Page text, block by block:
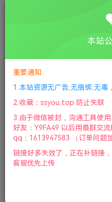
黑暗时代：背水一战/Age of
此内容为付费资源，请付费后查看
鲜花 5
赞助会员 免费
付费资源
本站
重要通知
1.本站资源无广告,无捆绑,无毒
2.收藏：ssyou.top 防止失联
3.由于微信被封，沟通工具使
好友：Y9FA49 以后用最群交
qq：1613947583 （订单问题
链接好多失效了，正在补链接
客服优先上传